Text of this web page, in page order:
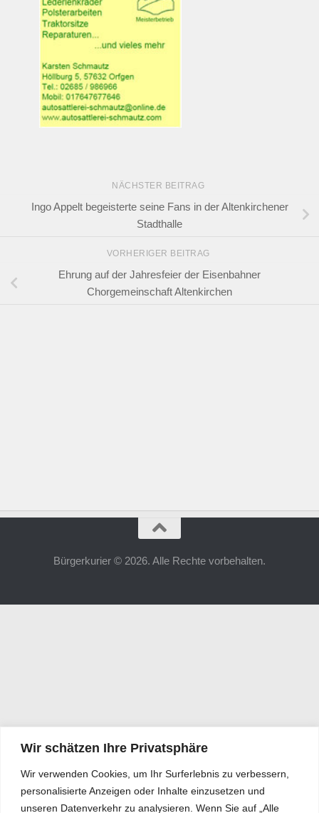
Wir schätzen Ihre Privatsphäre
Wir verwenden Cookies, um Ihr Surferlebnis zu verbessern,
personalisierte Anzeigen oder Inhalte einzusetzen und
unseren Datenverkehr zu analysieren. Wenn Sie auf „Alle
NÄCHSTER BEITRAG
Ingo Appelt begeisterte seine Fans in der Altenkirchener
Stadthalle
VORHERIGER BEITRAG
Ehrung auf der Jahresfeier der Eisenbahner
Chorgemeinschaft Altenkirchen
Bürgerkurier © 2026. Alle Rechte vorbehalten.